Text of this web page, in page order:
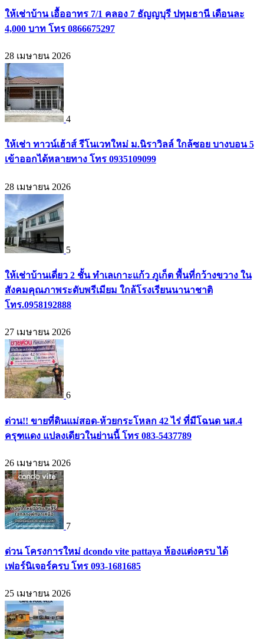
ให้เช่าบ้าน เอื้ออาทร 7/1 คลอง 7 ธัญญบุรี ปทุมธานี เดือนละ
4,000 บาท โทร 0866675297
28 เมษายน 2026
4
ให้เช่า ทาวน์เฮ้าส์ รีโนเวทใหม่ ม.นิราวิลล์ ใกล้ซอย บางบอน 5
เข้าออกได้หลายทาง โทร 0935109099
28 เมษายน 2026
5
ให้เช่าบ้านเดี่ยว 2 ชั้น ทำเลเกาะแก้ว ภูเก็ต พื้นที่กว้างขวาง ใน
สังคมคุณภาพระดับพรีเมียม ใกล้โรงเรียนนานาชาติ
โทร.0958192888
27 เมษายน 2026
6
ด่วน!! ขายที่ดินแม่สอด-ห้วยกระโหลก 42 ไร่ ที่มีโฉนด นส.4
ครุฑแดง แปลงเดียวในย่านนี้ โทร 083-5437789
26 เมษายน 2026
7
ด่วน โครงการใหม่ dcondo vite pattaya ห้องแต่งครบ ได้
เฟอร์นิเจอร์ครบ โทร 093-1681685
25 เมษายน 2026